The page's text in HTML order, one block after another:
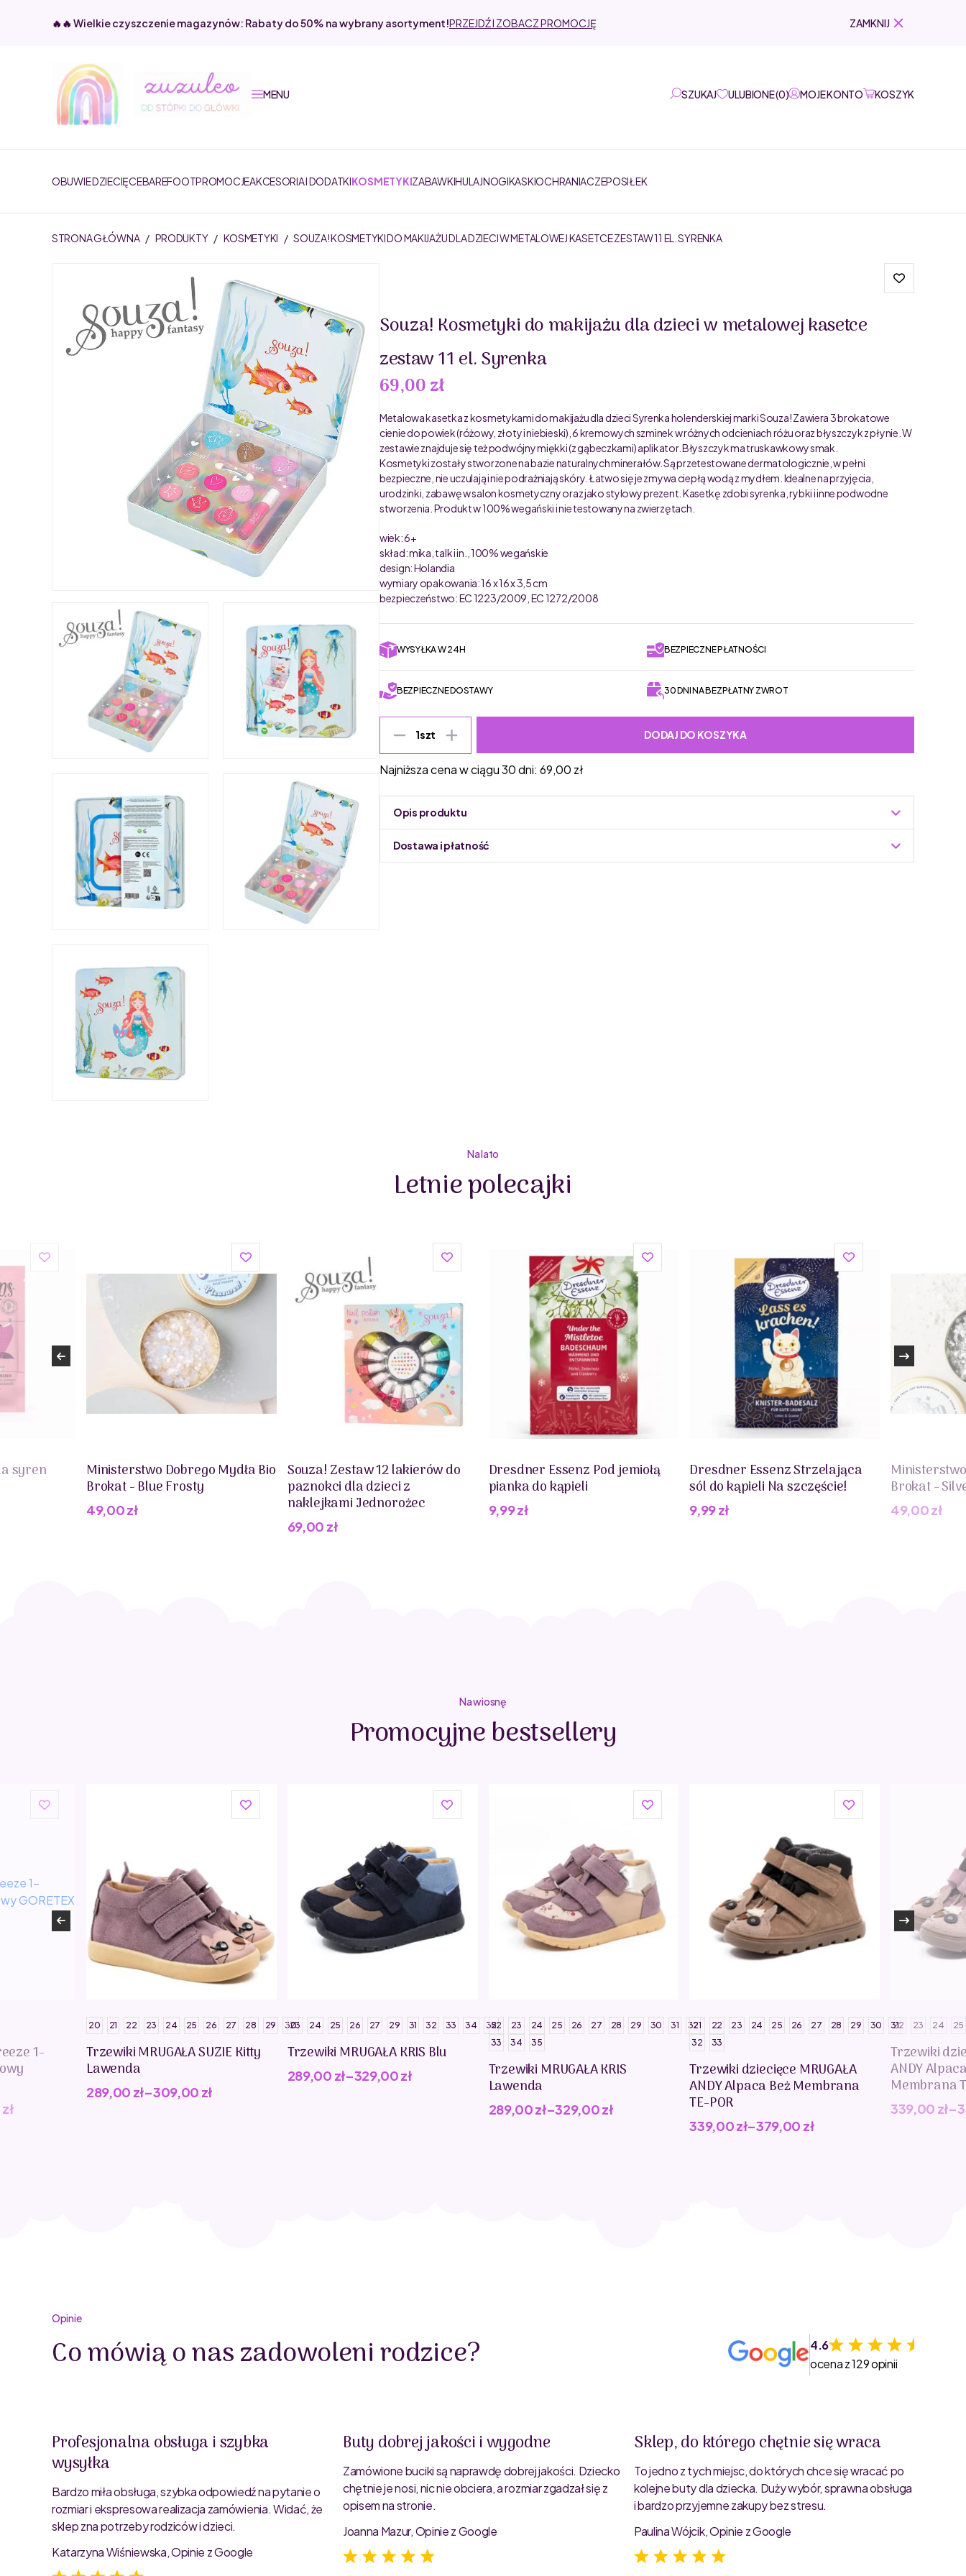
🔥🔥 Wielkie czyszczenie magazynów: Rabaty do 50% na wybrany asortyment!PRZEJDŹ I ZOBACZ PROMOCJĘ ZAMKNIJ
MENU SZUKAJ ULUBIONE(0) MOJE KONTO KOSZYK
OBUWIE DZIECIĘCEBAREFOOTPROMOCJEAKCESORIA I DODATKIKOSMETYKIZABAWKIHULAJNOGIKASKIOCHRANIACZEPOSIŁEK
STRONA GŁÓWNA / PRODUKTY / KOSMETYKI / SOUZA! KOSMETYKI DO MAKIJAŻU DLA DZIECI W METALOWEJ KASETCE ZESTAW 11 EL. SYRENKA
Souza! Kosmetyki do makijażu dla dzieci w metalowej kasetce
zestaw 11 el. Syrenka
69,00 zł
Metalowa kasetka z kosmetykami do makijażu dla dzieci Syrenka holenderskiej marki Souza! Zawiera 3 brokatowe
cienie do powiek (różowy, złoty i niebieski), 6 kremowych szminek w różnych odcieniach różu oraz błyszczyk z płynie. W
zestawie znajduje się też podwójny miękki (z gąbeczkami) aplikator. Błyszczyk ma truskawkowy smak.
Kosmetyki zostały stworzone na bazie naturalnych minerałów. Są przetestowane dermatologicznie, w pełni
bezpieczne, nie uczulają i nie podrażniają skóry. Łatwo się je zmywa ciepłą wodą z mydłem. Idealne na przyjęcia,
urodzinki, zabawę w salon kosmetyczny oraz jako stylowy prezent. Kasetkę zdobi syrenka, rybki i inne podwodne
stworzenia. Produkt w 100% wegański i nie testowany na zwierzętach.
wiek: 6+
skład: mika, talk i in., 100% wegańskie
design: Holandia
wymiary opakowania: 16 x 16 x 3,5 cm
bezpieczeństwo: EC 1223/2009, EC 1272/2008
WYSYŁKA W 24H BEZPIECZNE PŁATNOŚCI
BEZPIECZNE DOSTAWY 30 DNI NA BEZPŁATNY ZWROT
1szt DODAJ DO KOSZYKA
Najniższa cena w ciągu 30 dni: 69,00 zł
Opis produktu
Nazwa producenta:
Treffina
Nazwa jednostki odpowiedzialnej za produkt na terenie Unii Europejskiej:
Adres na terenie Unii Europejskiej (jednostki odpowiedzialnej za produkt na terenie Unii
Europejskiej):
Hurksestraat 1,5652 AH Eindhoven, The Netherlands
Adres elektroniczny:
sales@treffina.nl
Ostrzeżenia:
Nieodpowiednie dla dzieci poniżej 3 lat. Ryzyko zadławienia się małymi częściami.
Dostawa i płatność
Na lato
Letnie polecajki
syren Ministerstwo Dobrego Mydła Bio
Brokat - Blue Frosty
49,00zł
Souza! Zestaw 12 lakierów do
paznokci dla dzieci z
naklejkami Jednorożec
69,00 zł
Dresdner Essenz Pod jemiołą
pianka do kąpieli
9,99zł
Dresdner Essenz Strzelająca
sól do kąpieli Na szczęście!
9,99zł
Brokat -
49,00zł
Na wiosnę
Promocyjne bestsellery
1-
zł
20 21 22 23 24 25 26 27 28 29 30
Trzewiki MRUGAŁA SUZIE Kitty
Lawenda
289,00 zł–309,00 zł
23 24 25 26 27 29 31 32 33 34 35
Trzewiki MRUGAŁA KRIS Blu
289,00 zł–329,00zł
22 23 24 25 26 27 28 29 30 31
32
33
34 35
Trzewiki MRUGAŁA KRIS
Lawenda
289,00zł–329,00zł
21 22 23 24 25 26 27 28 29 30
31
32
33
Trzewiki dziecięce MRUGAŁA
ANDY Alpaca Beż Membrana
TE-POR
339,00zł–379,00 zł
22 23 24 25
Trzewiki
ANDY
Membrana
339,00 zł–
Opinie
Co mówią o nas zadowoleni rodzice?
4.6
ocena z 129 opinii
Profesjonalna obsługa i szybka
wysyłka
Bardzo miła obsługa, szybka odpowiedź na pytanie o
rozmiar i ekspresowa realizacja zamówienia. Widać, że
sklep zna potrzeby rodziców i dzieci.
Katarzyna Wiśniewska, Opinie z Google
Buty dobrej jakości i wygodne
Zamówione buciki są naprawdę dobrej jakości. Dziecko
chętnie je nosi, nic nie obciera, a rozmiar zgadzał się z
opisem na stronie.
Joanna Mazur, Opinie z Google
Sklep, do którego chętnie się wraca
To jedno z tych miejsc, do których chce się wracać po
kolejne buty dla dziecka. Duży wybór, sprawna obsługa
i bardzo przyjemne zakupy bez stresu.
Paulina Wójcik, Opinie z Google